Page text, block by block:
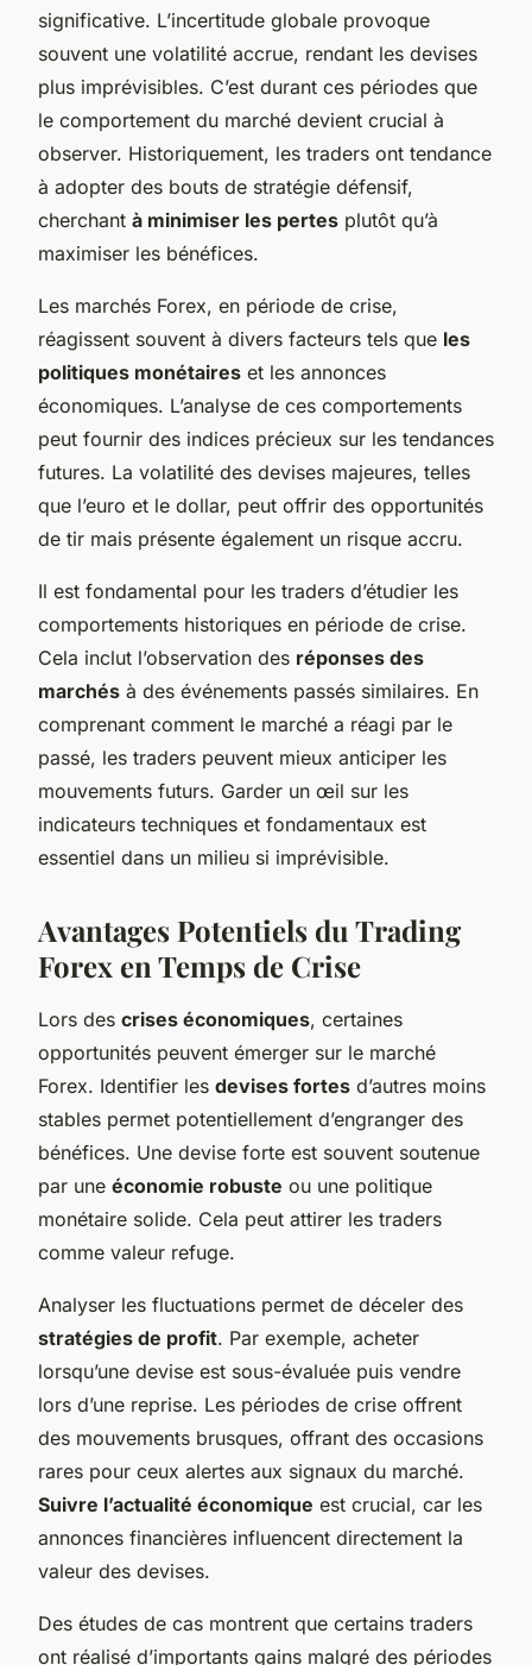
significative. L’incertitude globale provoque
souvent une volatilité accrue, rendant les devises
plus imprévisibles. C’est durant ces périodes que
le comportement du marché devient crucial à
observer. Historiquement, les traders ont tendance
à adopter des bouts de stratégie défensif,
cherchant à minimiser les pertes plutôt qu’à
maximiser les bénéfices.
Les marchés Forex, en période de crise,
réagissent souvent à divers facteurs tels que les
politiques monétaires et les annonces
économiques. L’analyse de ces comportements
peut fournir des indices précieux sur les tendances
futures. La volatilité des devises majeures, telles
que l’euro et le dollar, peut offrir des opportunités
de tir mais présente également un risque accru.
Il est fondamental pour les traders d’étudier les
comportements historiques en période de crise.
Cela inclut l’observation des réponses des
marchés à des événements passés similaires. En
comprenant comment le marché a réagi par le
passé, les traders peuvent mieux anticiper les
mouvements futurs. Garder un œil sur les
indicateurs techniques et fondamentaux est
essentiel dans un milieu si imprévisible.
Avantages Potentiels du Trading
Forex en Temps de Crise
Lors des crises économiques, certaines
opportunités peuvent émerger sur le marché
Forex. Identifier les devises fortes d’autres moins
stables permet potentiellement d’engranger des
bénéfices. Une devise forte est souvent soutenue
par une économie robuste ou une politique
monétaire solide. Cela peut attirer les traders
comme valeur refuge.
Analyser les fluctuations permet de déceler des
stratégies de profit. Par exemple, acheter
lorsqu’une devise est sous-évaluée puis vendre
lors d’une reprise. Les périodes de crise offrent
des mouvements brusques, offrant des occasions
rares pour ceux alertes aux signaux du marché.
Suivre l’actualité économique est crucial, car les
annonces financières influencent directement la
valeur des devises.
Des études de cas montrent que certains traders
ont réalisé d’importants gains malgré des périodes